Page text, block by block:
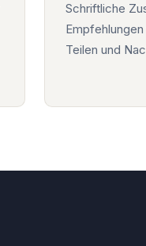
Schriftliche
Teilen und